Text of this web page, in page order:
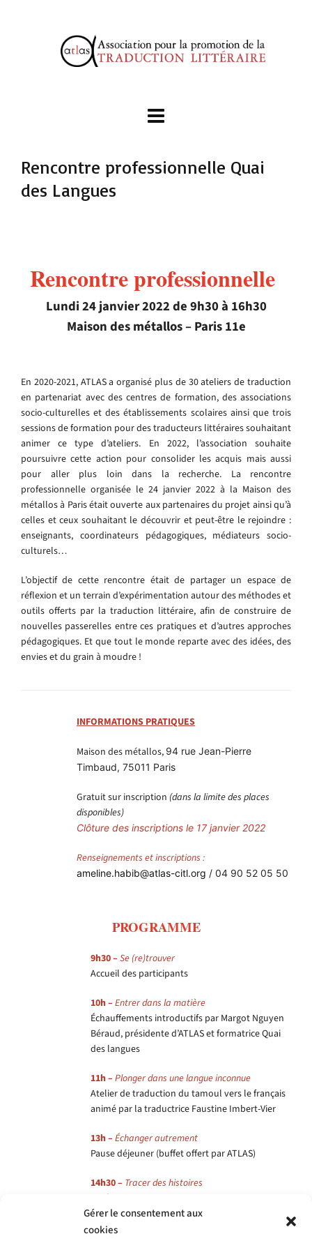
Gérer le consentement aux
cookies
Rencontre professionnelle Quai
des Langues
Rencontre professionnelle
Lundi 24 janvier 2022 de 9h30 à 16h30
Maison des métallos – Paris 11e
En 2020-2021, ATLAS a organisé plus de 30 ateliers de traduction
en partenariat avec des centres de formation, des associations
socio-culturelles et des établissements scolaires ainsi que trois
sessions de formation pour des traducteurs littéraires souhaitant
animer ce type d’ateliers. En 2022, l’association souhaite
poursuivre cette action pour consolider les acquis mais aussi
pour aller plus loin dans la recherche. La rencontre
professionnelle organisée le 24 janvier 2022 à la Maison des
métallos à Paris était ouverte aux partenaires du projet ainsi qu’à
celles et ceux souhaitant le découvrir et peut-être le rejoindre :
enseignants, coordinateurs pédagogiques, médiateurs socio-
culturels…
L’objectif de cette rencontre était de partager un espace de
réflexion et un terrain d’expérimentation autour des méthodes et
outils offerts par la traduction littéraire, afin de construire de
nouvelles passerelles entre ces pratiques et d’autres approches
pédagogiques. Et que tout le monde reparte avec des idées, des
envies et du grain à moudre !
INFORMATIONS PRATIQUES
Maison des métallos, 94 rue Jean-Pierre
Timbaud, 75011 Paris
Gratuit sur inscription (dans la limite des places
disponibles)
Clôture des inscriptions le 17 janvier 2022
Renseignements et inscriptions :
ameline.habib@atlas-citl.org / 04 90 52 05 50
PROGRAMME
9h30 – Se (re)trouver
Accueil des participants
10h – Entrer dans la matière
Échauffements introductifs par Margot Nguyen
Béraud, présidente d’ATLAS et formatrice Quai
des langues
11h – Plonger dans une langue inconnue
Atelier de traduction du tamoul vers le français
animé par la traductrice Faustine Imbert-Vier
13h – Échanger autrement
Pause déjeuner (buffet offert par ATLAS)
14h30 – Tracer des histoires
Présentation d’un premier bilan de l’action par
Marie Dal Falco (ATLAS) et Marie Van Effenterre,
autrice du rapport Quai des langues